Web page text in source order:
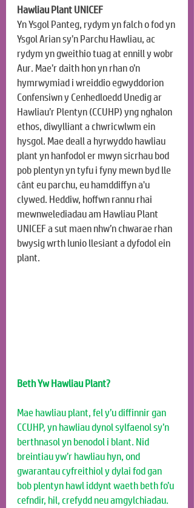
Hawliau Plant UNICEF
Yn Ysgol Panteg, rydym yn falch o fod yn
Ysgol Arian sy’n Parchu Hawliau, ac
rydym yn gweithio tuag at ennill y wobr
Aur. Mae’r daith hon yn rhan o’n
hymrwymiad i wreiddio egwyddorion
Confensiwn y Cenhedloedd Unedig ar
Hawliau’r Plentyn (CCUHP) yng nghalon
ethos, diwylliant a chwricwlwm ein
hysgol. Mae deall a hyrwyddo hawliau
plant yn hanfodol er mwyn sicrhau bod
pob plentyn yn tyfu i fyny mewn byd lle
cânt eu parchu, eu hamddiffyn a'u
clywed. Heddiw, hoffwn rannu rhai
mewnwelediadau am Hawliau Plant
UNICEF a sut maen nhw’n chwarae rhan
bwysig wrth lunio llesiant a dyfodol ein
plant.
Beth Yw Hawliau Plant?
Mae hawliau plant, fel y’u diffinnir gan
CCUHP, yn hawliau dynol sylfaenol sy’n
berthnasol yn benodol i blant. Nid
breintiau yw’r hawliau hyn, ond
gwarantau cyfreithiol y dylai fod gan
bob plentyn hawl iddynt waeth beth fo’u
cefndir, hil, crefydd neu amgylchiadau.